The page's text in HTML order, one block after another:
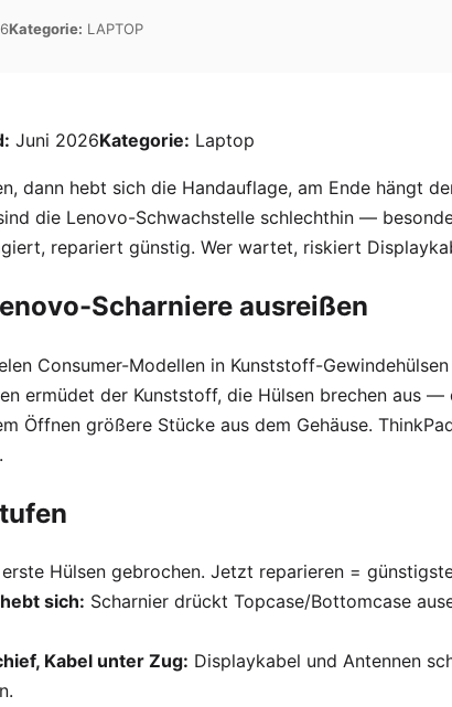
Kategorie: LAPTOP
Juni 2026Kategorie: Laptop
dann hebt sich die Handauflage, am Ende hängt
die Lenovo-Schwachstelle schlechthin —
repariert günstig. Wer wartet, riskiert
Scharniere ausreißen
Consumer-Modellen in Kunststoff-Gewindehülsen
ermüdet der Kunststoff, die Hülsen brechen aus —
Öffnen größere Stücke aus dem Gehäuse.
erste Hülsen gebrochen. Jetzt reparieren =
sich: Scharnier drückt Topcase/Bottomcase
Kabel unter Zug: Displaykabel und Antennen